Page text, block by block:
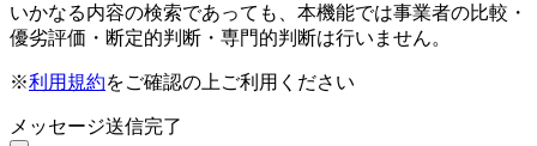
いかなる内容の検索であっても、本機能では事業者の比較・
優劣評価・断定的判断・専門的判断は行いません。
※利用規約をご確認の上ご利用ください
メッセージ送信完了